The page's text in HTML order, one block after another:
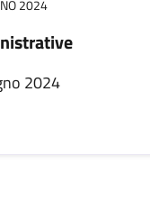
2024
2024